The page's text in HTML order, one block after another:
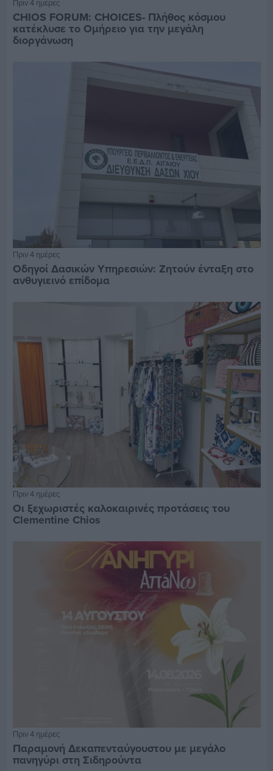
Πριν 4 ημέρες
CHIOS FORUM: CHOICES- Πλήθος κόσμου
κατέκλυσε το Ομήρειο για την μεγάλη
διοργάνωση
Πριν 4 ημέρες
Οδηγοί Δασικών Υπηρεσιών: Ζητούν ένταξη στο
ανθυγιεινό επίδομα
Πριν 4 ημέρες
Οι ξεχωριστές καλοκαιρινές προτάσεις του
Clementine Chios
Πριν 4 ημέρες
Παραμονή Δεκαπενταύγουστου με μεγάλο
πανηγύρι στη Σιδηρούντα